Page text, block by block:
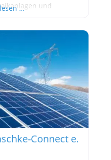
und
einen Namen
anbietet und
erfüllt.
individuelle Planung
…
Connect e.